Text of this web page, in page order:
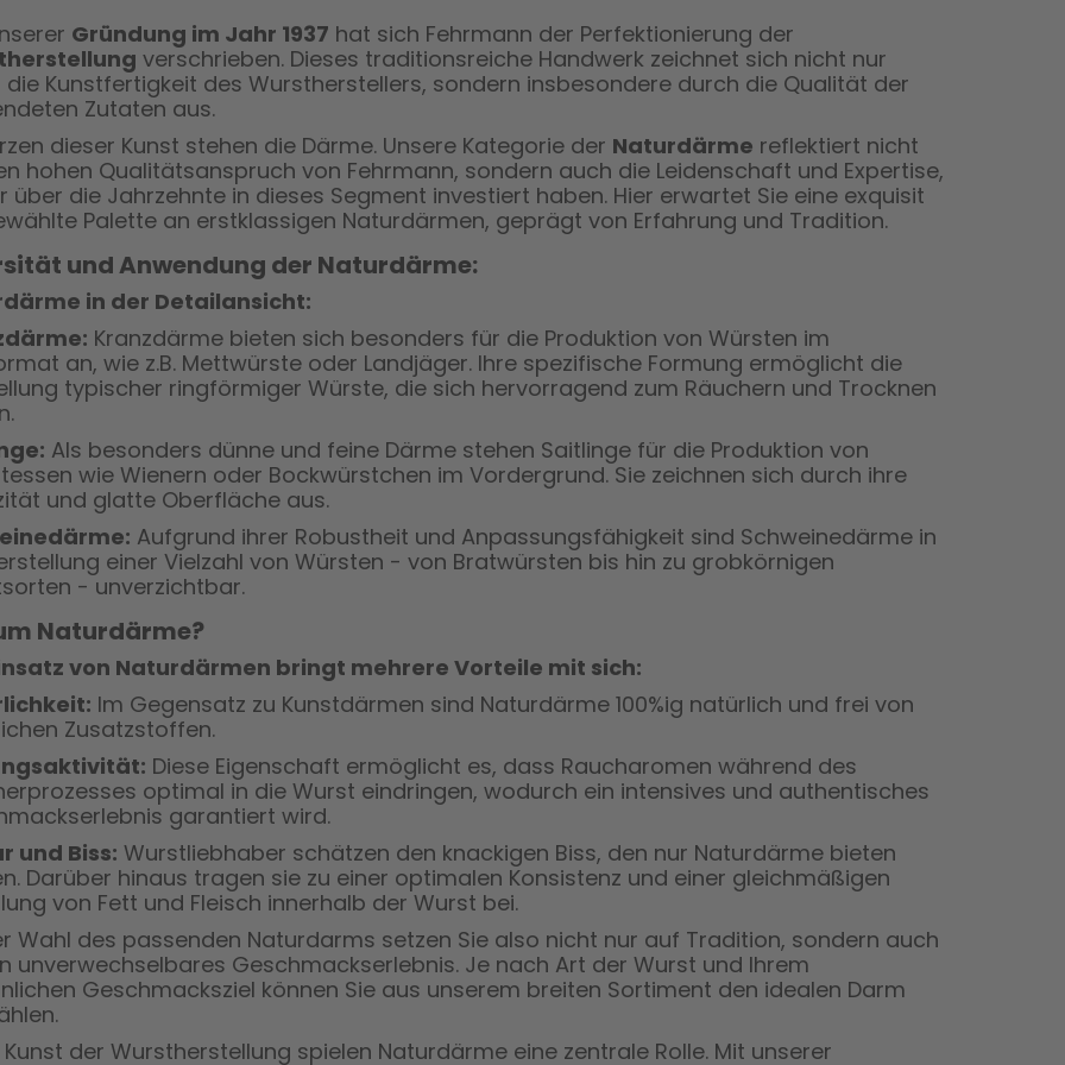
Gründung im Jahr 1937 hat sich Fehrmann der Perfektionierung der
verschrieben. Dieses traditionsreiche Handwerk zeichnet sich nicht nur
Kunstfertigkeit des Wurstherstellers, sondern insbesondere durch die Qualität der
Zutaten aus.
dieser Kunst stehen die Därme. Unsere Kategorie der Naturdärme reflektiert nicht
hohen Qualitätsanspruch von Fehrmann, sondern auch die Leidenschaft und Expertise,
über die Jahrzehnte in dieses Segment investiert haben. Hier erwartet Sie eine exquisit
Palette an erstklassigen Naturdärmen, geprägt von Erfahrung und Tradition.
und Anwendung der Naturdärme:
in der Detailansicht:
Kranzdärme bieten sich besonders für die Produktion von Würsten im
an, wie z.B. Mettwürste oder Landjäger. Ihre spezifische Formung ermöglicht die
typischer ringförmiger Würste, die sich hervorragend zum Räuchern und Trocknen
Als besonders dünne und feine Därme stehen Saitlinge für die Produktion von
wie Wienern oder Bockwürstchen im Vordergrund. Sie zeichnen sich durch ihre
und glatte Oberfläche aus.
Aufgrund ihrer Robustheit und Anpassungsfähigkeit sind Schweinedärme in
einer Vielzahl von Würsten - von Bratwürsten bis hin zu grobkörnigen
- unverzichtbar.
Naturdärme?
von Naturdärmen bringt mehrere Vorteile mit sich:
Im Gegensatz zu Kunstdärmen sind Naturdärme 100%ig natürlich und frei von
Zusatzstoffen.
Diese Eigenschaft ermöglicht es, dass Raucharomen während des
optimal in die Wurst eindringen, wodurch ein intensives und authentisches
garantiert wird.
und Biss: Wurstliebhaber schätzen den knackigen Biss, den nur Naturdärme bieten
Darüber hinaus tragen sie zu einer optimalen Konsistenz und einer gleichmäßigen
von Fett und Fleisch innerhalb der Wurst bei.
Wahl des passenden Naturdarms setzen Sie also nicht nur auf Tradition, sondern auch
unverwechselbares Geschmackserlebnis. Je nach Art der Wurst und Ihrem
Geschmacksziel können Sie aus unserem breiten Sortiment den idealen Darm
der Wurstherstellung spielen Naturdärme eine zentrale Rolle. Mit unserer